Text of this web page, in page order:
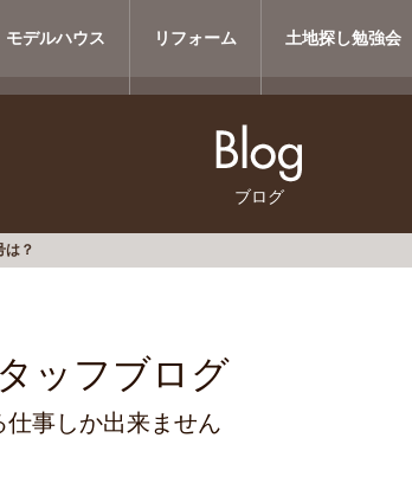
モデルハウス リフォーム 土地探し勉強会
ブログ
は？
ッフブログ
仕事しか出来ません